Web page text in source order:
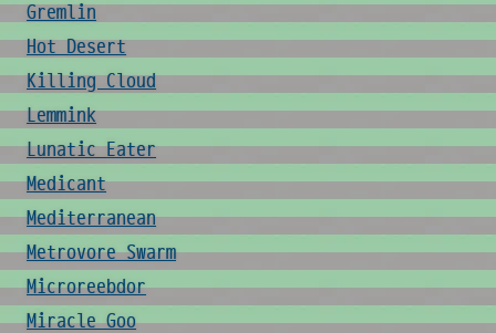
Gremlin
Hot Desert
Killing Cloud
Lemmink
Lunatic Eater
Medicant
Mediterranean
Metrovore Swarm
Microreebdor
Miracle Goo